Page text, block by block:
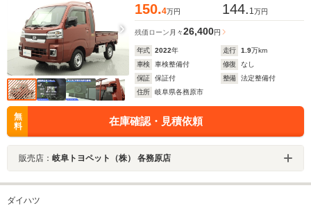
150.4万円 144. 1万円
残価ローン 月々26,400円
年式 2022年 走行 1.9万km
車検
車検整備付 修復
なし
保証
保証付 整備
法定整備付
住所
岐阜県各務原市
無
料
在庫確認・見積依頼
販売店： 岐阜トヨペット（株） 各務原店
ダイハツ